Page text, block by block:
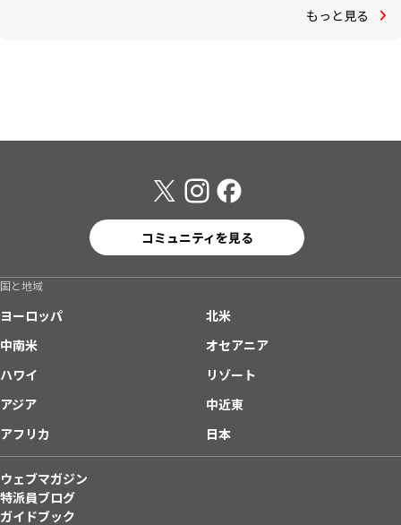
もっと見る
コミュニティを見る
国と地域
ヨーロッパ
北米
中南米
オセアニア
ハワイ
リゾート
アジア
中近東
アフリカ
日本
ウェブマガジン
特派員ブログ
ガイドブック